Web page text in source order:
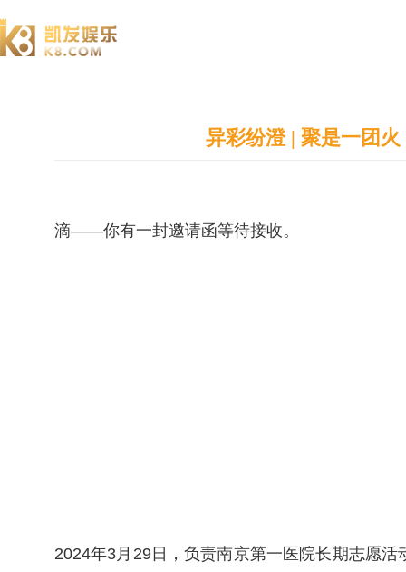
异彩纷澄 | 聚是一团
滴——你有一封邀请函等待接收。
2024年3月29日，负责南京第一医院长期志愿